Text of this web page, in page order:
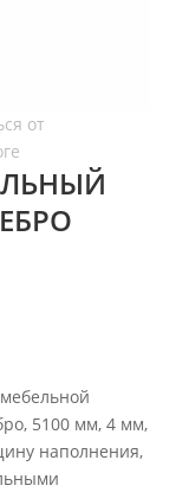
5100 мм, 4 мм,
наполнения,